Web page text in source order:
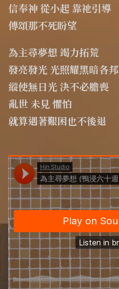
信奉神 從小起 靠祂引導
傳頌那不死盼望
為主尋夢想 竭力拓荒
發亮發光 光照耀黑暗各邦
縱使無日光 決不必膽喪
亂世 未見 懼怕
就算遇著艱困也不後退